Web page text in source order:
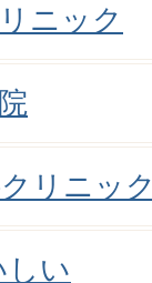
ニック
リニック
しい